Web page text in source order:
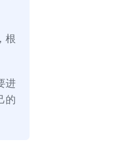
根
进
的